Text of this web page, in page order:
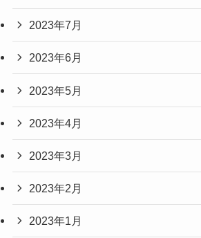
2023年7月
2023年6月
2023年5月
2023年4月
2023年3月
2023年2月
2023年1月